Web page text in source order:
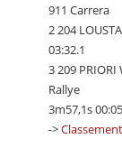
911 Carrera
2 204
03:32.1
3 209
Rallye
3m57,1s
->